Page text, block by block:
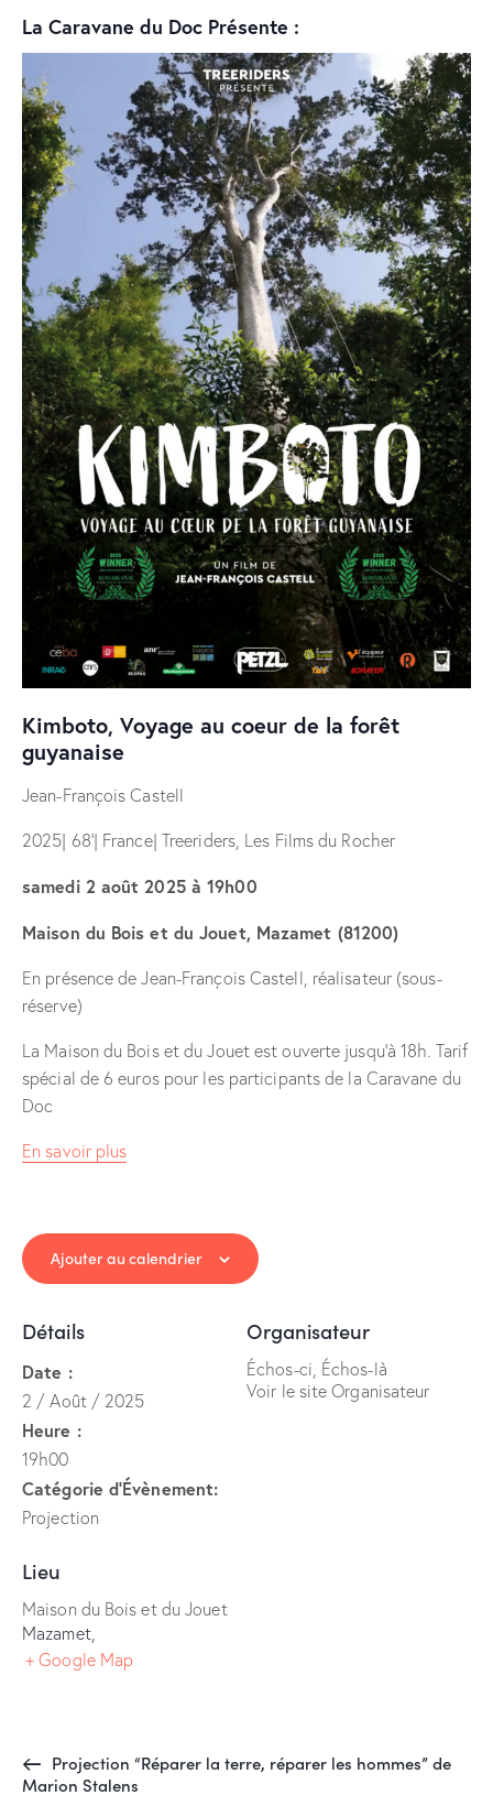
La Caravane du Doc Présente :
Kimboto, Voyage au coeur de la forêt
guyanaise
Jean-François Castell
2025| 68’| France| Treeriders, Les Films du Rocher
samedi 2 août 2025 à 19h00
Maison du Bois et du Jouet, Mazamet (81200)
En présence de Jean-François Castell, réalisateur (sous-
réserve)
La Maison du Bois et du Jouet est ouverte jusqu’à 18h. Tarif
spécial de 6 euros pour les participants de la Caravane du
Doc
En savoir plus
Ajouter au calendrier
Détails
Date :
2 / Août / 2025
Heure :
19h00
Catégorie d’Évènement:
Projection
Lieu
Maison du Bois et du Jouet
Mazamet,
+ Google Map
Organisateur
Échos-ci, Échos-là
Voir le site Organisateur
Projection “Réparer la terre, réparer les hommes” de
Marion Stalens